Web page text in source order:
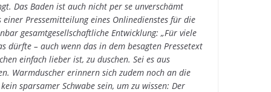
Das Baden ist auch nicht per se unverschämt
Pressemitteilung eines Onlinedienstes für die
gesamtgesellschaftliche Entwicklung: „Für viele
dürfte – auch wenn das in dem besagten Pressetext
einfach lieber ist, zu duschen. Sei es aus
Warmduscher erinnern sich zudem noch an die
sparsamer Schwabe sein, um zu wissen: Der